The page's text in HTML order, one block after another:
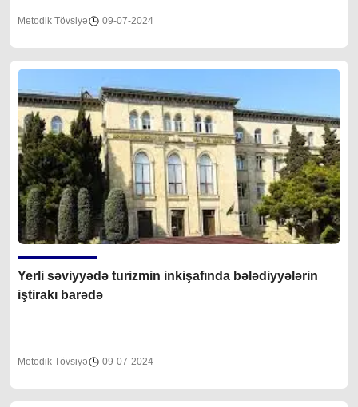
Metodik Tövsiyə 09-07-2024
Yerli səviyyədə turizmin inkişafında bələdiyyələrin
iştirakı barədə
Metodik Tövsiyə 09-07-2024